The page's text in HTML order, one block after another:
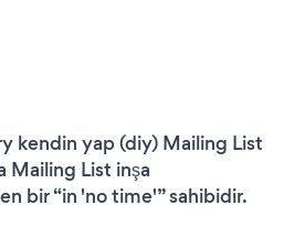
kendin yap (diy) Mailing List
Mailing List inşa
bir “in 'no time'” sahibidir.